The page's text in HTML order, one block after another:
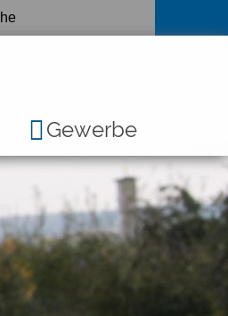
Gewerbe